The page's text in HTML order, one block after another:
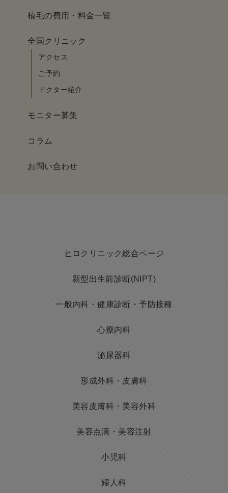
植毛の費用・料金一覧
全国クリニック
アクセス
ご予約
ドクター紹介
モニター募集
コラム
お問い合わせ
ヒロクリニック総合ページ
新型出生前診断(NIPT)
一般内科・健康診断・予防接種
心療内科
泌尿器科
形成外科・皮膚科
美容皮膚科・美容外科
美容点滴・美容注射
小児科
婦人科